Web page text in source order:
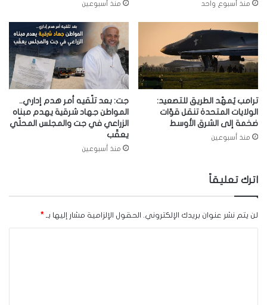
منذ أسبوع واحد منذ أسبوعين
ترامب يُمهّد الطريق للتصعيد:
الولايات المتحدة تنقل قوّات
ضخمة إلى الشرق الأوسط
منذ أسبوعين
جت: بعد تلّقيه أمر هدم إداري..
المواطن جهاد شرقية يهدم مبناه
الزراعي في جت والمجلس المحلّي
يعقّب
منذ أسبوعين
اترك تعليقاً
لن يتم نشر عنوان بريدك الإلكتروني. الحقول الإلزامية مشار إليها بـ *